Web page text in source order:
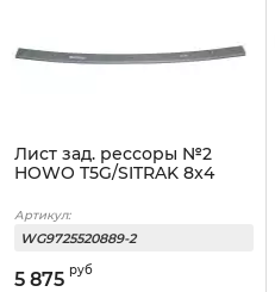
Лист зад. рессоры №2
HOWO T5G/SITRAK 8x4
Артикул:
WG9725520889-2
5 875 руб